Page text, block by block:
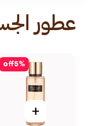
عطور
5%
off
+